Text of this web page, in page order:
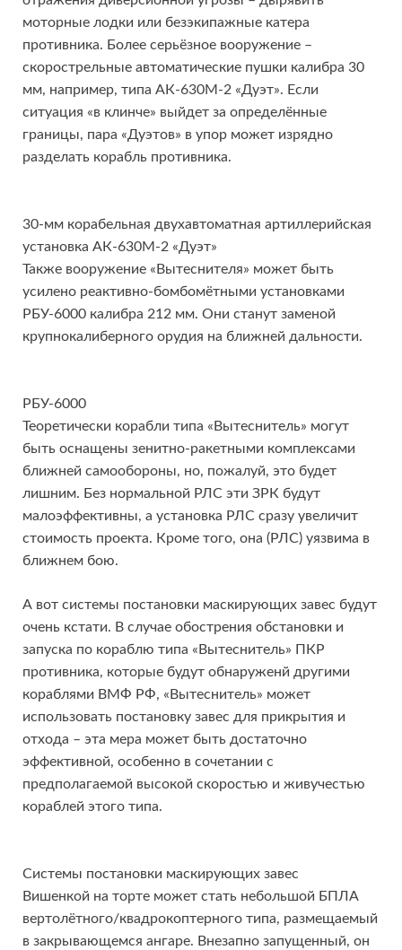
моторные лодки или безэкипажные катера
противника. Более серьёзное вооружение –
скорострельные автоматические пушки калибра 30
мм, например, типа АК-630М-2 «Дуэт». Если
ситуация «в клинче» выйдет за определённые
границы, пара «Дуэтов» в упор может изрядно
разделать корабль противника.
30-мм корабельная двухавтоматная артиллерийская
установка АК-630М-2 «Дуэт»
Также вооружение «Вытеснителя» может быть
усилено реактивно-бомбомётными установками
РБУ-6000 калибра 212 мм. Они станут заменой
крупнокалиберного орудия на ближней дальности.
РБУ-6000
Теоретически корабли типа «Вытеснитель» могут
быть оснащены зенитно-ракетными комплексами
ближней самообороны, но, пожалуй, это будет
лишним. Без нормальной РЛС эти ЗРК будут
малоэффективны, а установка РЛС сразу увеличит
стоимость проекта. Кроме того, она (РЛС) уязвима в
ближнем бою.
А вот системы постановки маскирующих завес будут
очень кстати. В случае обострения обстановки и
запуска по кораблю типа «Вытеснитель» ПКР
противника, которые будут обнаруженй другими
кораблями ВМФ РФ, «Вытеснитель» может
использовать постановку завес для прикрытия и
отхода – эта мера может быть достаточно
эффективной, особенно в сочетании с
предполагаемой высокой скоростью и живучестью
кораблей этого типа.
Системы постановки маскирующих завес
Вишенкой на торте может стать небольшой БПЛА
вертолётного/квадрокоптерного типа, размещаемый
в закрывающемся ангаре. Внезапно запущенный, он